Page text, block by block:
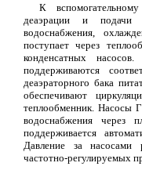
К
деаэрации и подачи
водоснабжения,
поступает через
конденсатных
поддерживаются
деаэраторного бака
обеспечивают
теплообменник. Насосы
водоснабжения через
поддерживается
Давление за насосами
частотно-регулируемых